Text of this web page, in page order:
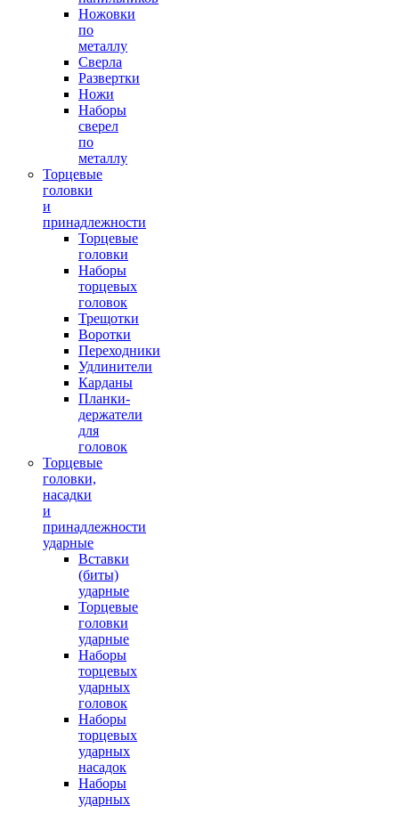
Ножовки
по
металлу
Сверла
Развертки
Ножи
Наборы
сверел
по
металлу
Торцевые
головки
и
принадлежности
Торцевые
головки
Наборы
торцевых
головок
Трещотки
Воротки
Переходники
Удлинители
Карданы
Планки-
держатели
для
головок
Торцевые
головки,
насадки
и
принадлежности
ударные
Вставки
(биты)
ударные
Торцевые
головки
ударные
Наборы
торцевых
ударных
головок
Наборы
торцевых
ударных
насадок
Наборы
ударных